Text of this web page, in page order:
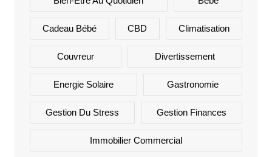
Cadeau Bébé CBD Climatisation
Couvreur Divertissement
Energie Solaire Gastronomie
Gestion Du Stress Gestion Finances
Immobilier Commercial